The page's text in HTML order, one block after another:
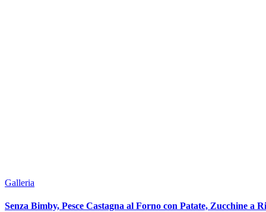
Galleria
Senza Bimby, Pesce Castagna al Forno con Patate, Zucchine a